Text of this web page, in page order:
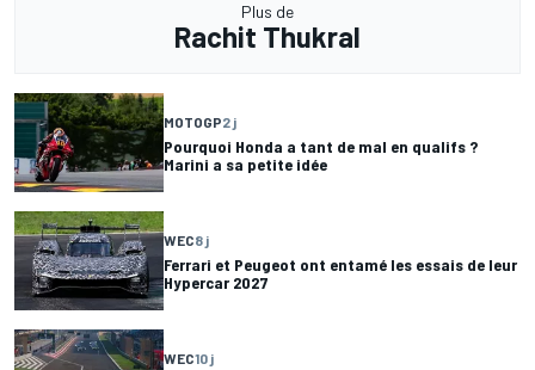
Plus de
Rachit Thukral
MOTOGP2 j
Pourquoi Honda a tant de mal en qualifs ?
Marini a sa petite idée
WEC8 j
Ferrari et Peugeot ont entamé les essais de leur
Hypercar 2027
WEC10 j